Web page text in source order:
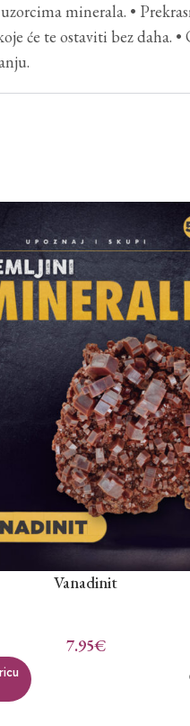
minerala. •
će te ostaviti bez daha.
Vanadinit
7.95€